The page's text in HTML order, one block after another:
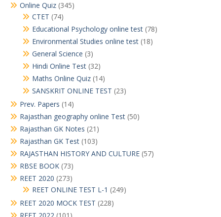
Online Quiz (345)
CTET (74)
Educational Psychology online test (78)
Environmental Studies online test (18)
General Science (3)
Hindi Online Test (32)
Maths Online Quiz (14)
SANSKRIT ONLINE TEST (23)
Prev. Papers (14)
Rajasthan geography online Test (50)
Rajasthan GK Notes (21)
Rajasthan GK Test (103)
RAJASTHAN HISTORY AND CULTURE (57)
RBSE BOOK (73)
REET 2020 (273)
REET ONLINE TEST L-1 (249)
REET 2020 MOCK TEST (228)